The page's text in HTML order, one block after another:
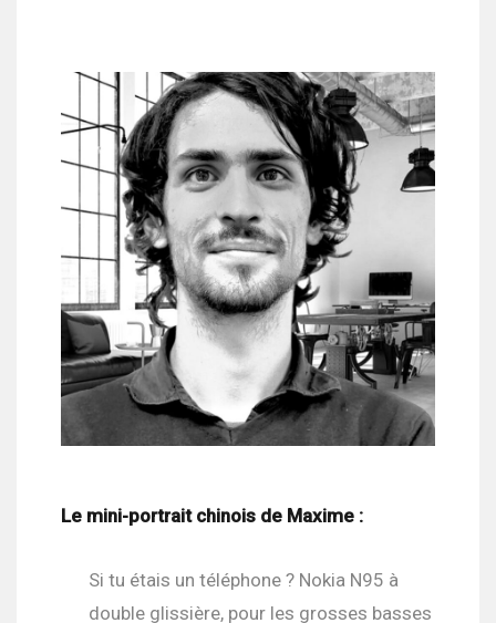
Le mini-portrait chinois de Maxime :
Si tu étais un téléphone ? Nokia N95 à
double glissière, pour les grosses basses